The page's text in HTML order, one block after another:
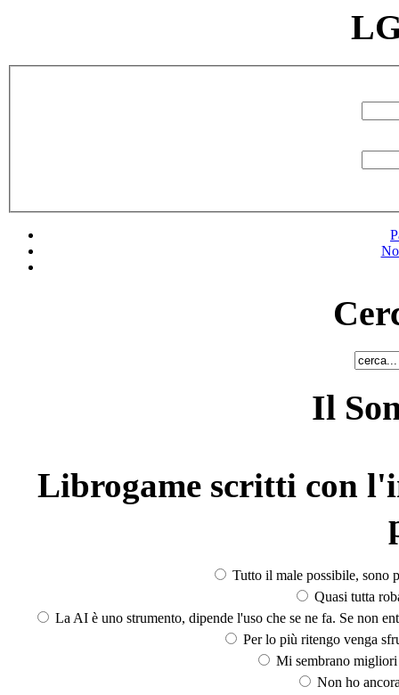
Il
Librogame scritti con
Tutto il male possibile, sono
Quasi tutta
La AI è uno strumento, dipende l'uso che se ne fa. Se non
Per lo più ritengo venga
Mi sembrano
Non ho